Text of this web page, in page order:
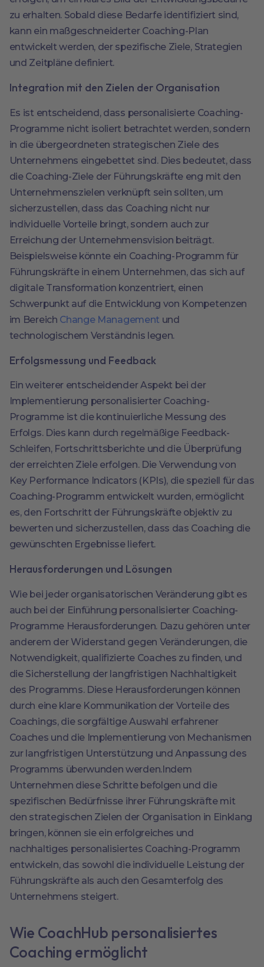
zu erhalten. Sobald diese Bedarfe identifiziert sind,
kann ein maßgeschneiderter Coaching-Plan
entwickelt werden, der spezifische Ziele, Strategien
und Zeitpläne definiert.
Integration mit den Zielen der Organisation
Es ist entscheidend, dass personalisierte Coaching-
Programme nicht isoliert betrachtet werden, sondern
in die übergeordneten strategischen Ziele des
Unternehmens eingebettet sind. Dies bedeutet, dass
die Coaching-Ziele der Führungskräfte eng mit den
Unternehmenszielen verknüpft sein sollten, um
sicherzustellen, dass das Coaching nicht nur
individuelle Vorteile bringt, sondern auch zur
Erreichung der Unternehmensvision beiträgt.
Beispielsweise könnte ein Coaching-Programm für
Führungskräfte in einem Unternehmen, das sich auf
digitale Transformation konzentriert, einen
Schwerpunkt auf die Entwicklung von Kompetenzen
im Bereich Change Management und
technologischem Verständnis legen.
Erfolgsmessung und Feedback
Ein weiterer entscheidender Aspekt bei der
Implementierung personalisierter Coaching-
Programme ist die kontinuierliche Messung des
Erfolgs. Dies kann durch regelmäßige Feedback-
Schleifen, Fortschrittsberichte und die Überprüfung
der erreichten Ziele erfolgen. Die Verwendung von
Key Performance Indicators (KPIs), die speziell für das
Coaching-Programm entwickelt wurden, ermöglicht
es, den Fortschritt der Führungskräfte objektiv zu
bewerten und sicherzustellen, dass das Coaching die
gewünschten Ergebnisse liefert.
Herausforderungen und Lösungen
Wie bei jeder organisatorischen Veränderung gibt es
auch bei der Einführung personalisierter Coaching-
Programme Herausforderungen. Dazu gehören unter
anderem der Widerstand gegen Veränderungen, die
Notwendigkeit, qualifizierte Coaches zu finden, und
die Sicherstellung der langfristigen Nachhaltigkeit
des Programms. Diese Herausforderungen können
durch eine klare Kommunikation der Vorteile des
Coachings, die sorgfältige Auswahl erfahrener
Coaches und die Implementierung von Mechanismen
zur langfristigen Unterstützung und Anpassung des
Programms überwunden werden.Indem
Unternehmen diese Schritte befolgen und die
spezifischen Bedürfnisse ihrer Führungskräfte mit
den strategischen Zielen der Organisation in Einklang
bringen, können sie ein erfolgreiches und
nachhaltiges personalisiertes Coaching-Programm
entwickeln, das sowohl die individuelle Leistung der
Führungskräfte als auch den Gesamterfolg des
Unternehmens steigert.
Wie CoachHub personalisiertes
Coaching ermöglicht